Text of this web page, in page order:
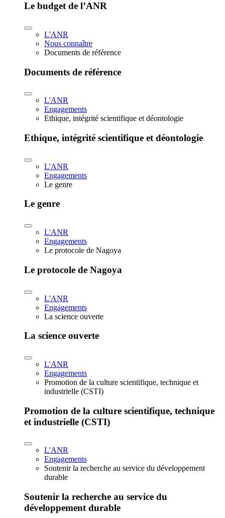
Le budget de l’ANR
L'ANR
Nous connaître
Documents de référence
Documents de référence
L'ANR
Engagements
Ethique, intégrité scientifique et déontologie
Ethique, intégrité scientifique et déontologie
L'ANR
Engagements
Le genre
Le genre
L'ANR
Engagements
Le protocole de Nagoya
Le protocole de Nagoya
L'ANR
Engagements
La science ouverte
La science ouverte
L'ANR
Engagements
Promotion de la culture scientifique, technique et
industrielle (CSTI)
Promotion de la culture scientifique, technique
et industrielle (CSTI)
L'ANR
Engagements
Soutenir la recherche au service du développement
durable
Soutenir la recherche au service du
développement durable